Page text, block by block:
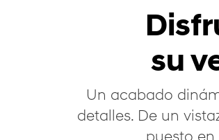
su
Un acabado
detalles. De un